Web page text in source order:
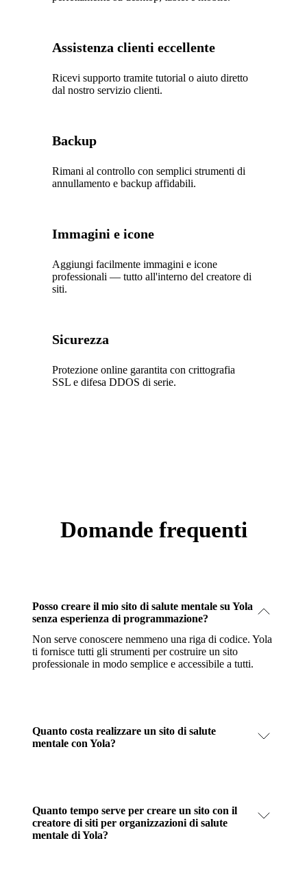
Assistenza clienti eccellente
Ricevi supporto tramite tutorial o aiuto diretto
dal nostro servizio clienti.
Backup
Rimani al controllo con semplici strumenti di
annullamento e backup affidabili.
Immagini e icone
Aggiungi facilmente immagini e icone
professionali — tutto all'interno del creatore di
siti.
Sicurezza
Protezione online garantita con crittografia
SSL e difesa DDOS di serie.
Domande frequenti
Posso creare il mio sito di salute mentale su Yola
senza esperienza di programmazione?
Non serve conoscere nemmeno una riga di codice. Yola
ti fornisce tutti gli strumenti per costruire un sito
professionale in modo semplice e accessibile a tutti.
Quanto costa realizzare un sito di salute
mentale con Yola?
Quanto tempo serve per creare un sito con il
creatore di siti per organizzazioni di salute
mentale di Yola?